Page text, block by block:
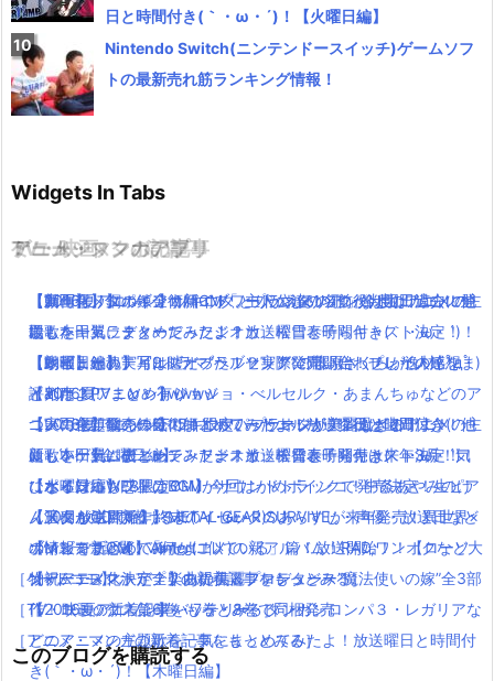
日と時間付き(｀・ω・´)！【火曜日編】
Nintendo Switch(ニンテンドースイッチ)ゲームソフ
トの最新売れ筋ランキング情報！
Widgets In Tabs
TV・映画
【動画有り】ポインコ新CM「とりかえるの歌」今度はカエルの
歌！
【動画まとめ】月9ドラマ”ラブソング”の藤原さくらが逸材( ﾟдﾟ )
イイ声！！
【実写化】鋼の錬金術師エドワードエルリック役は山田涼介！他
にも本田翼、ディーン・フジオカ、松雪泰子らキャスト決定！
【ポインコWEB限定CM】今回はかめポインコ！中条あやみのけ
ん玉にも注目！
ポインコ新CM！「何かに似ている」篇！放送開始！！【ローソ
ン×ドコモ】
［TV・映画の新着記事をもっとみる］
ゲーム・スマホアプリ
【新作】メタルギアサバイブ、主人公達の名前が判明！過去に登
場したキャラクターだった！？
【レビュー】テイルズオブベルセリア発売開始！プレイの感想・
評判は？PVまとめ有り！
ついに今年発売のFF15！限定パッケージが美麗過ぎる！！！
新しいゲーム機ニンテンドースイッチ発表！発売は来年3月！気
になる対応ソフトは？
【メタルギア新作】METAL GEAR SURVIVEが来年発売！異世界×
ゾンビでサバイバル！
［ゲーム・スマホアプリの新着記事をもっとみる］
アニメ・マンガの記事
【実写化】鋼の錬金術師エドワードエルリック役は山田涼介！他
にも本田翼、ディーン・フジオカ、松雪泰子らキャスト決定！
【朗報】銀魂実写は嘘だった！？実際に問い合わせした人達をま
とめたよ(｀・ω・´)wwww
【2016夏アニソン】ツキウタ。プラネタリアンなどのアニメの主
題歌を一気にまとめてみたよ！放送曜日と時間付き(｀・ω・´)！
【水曜日編】
【10月放送開始】終末のイゼッタのあらすじ・声優・放送日など
の情報をまとめてみたよ！
【祝アニメ化決定！】あの美麗ファンタジー”魔法使いの嫁”全3部
作！コミックス第6巻・7巻・8巻で同梱発売
［アニメ・マンガの新着記事をもっとみる］
ミュージックの記事
【2016夏アニソン】ツキウタ。プラネタリアンなどのアニメの主
題歌を一気にまとめてみたよ！放送曜日と時間付き(｀・ω・´)！
【水曜日編】
【2016夏アニソン】ジョジョ・べルセルク・あまんちゅなどのア
ニメの主題歌を一気にまとめてみたよ！放送曜日と時間付き(｀・
ω・´)！【金曜日編】
ひとりぼっち惑星のBGMがサウンドトラックで発売決定！生ピア
ノ演奏がCDで聴けるよ(｀・ω・´)
【Mステで話題】Aimer(エメ)の新アルバム！RAD,ワンオクなど大
物アーティストが全楽曲提供＆プロデュース！
【2016夏アニソン】バッテリー・ダンガンロンパ３・レガリアな
どのアニメの主題歌を一気にまとめてみたよ！放送曜日と時間付
き(｀・ω・´)！【木曜日編】
このブログを購読する